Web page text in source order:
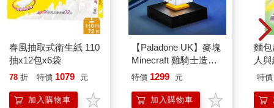
春風抽取式衛生紙 110
抽x12包x6袋
78 折 特價 1079 元
加入購物車
【Paladone UK】麥塊
Minecraft 雞騎士造型
ICON小夜燈
特價 1299 元
加入購物車
麵
人
平
特價